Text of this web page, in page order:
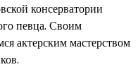
консерватории
певца. Своим
актерским мастерством